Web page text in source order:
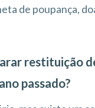
de poupança,
restituição
passado?